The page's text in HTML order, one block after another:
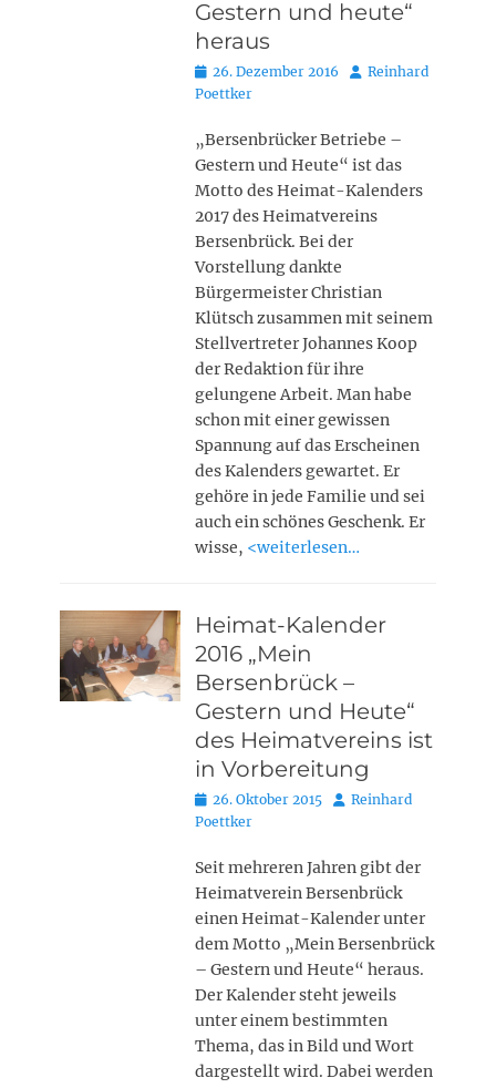
Gestern und heute“
heraus
Posted
on
26. Dezember 2016 AutorReinhard
Poettker
„Bersenbrücker Betriebe –
Gestern und Heute“ ist das
Motto des Heimat-Kalenders
2017 des Heimatvereins
Bersenbrück. Bei der
Vorstellung dankte
Bürgermeister Christian
Klütsch zusammen mit seinem
Stellvertreter Johannes Koop
der Redaktion für ihre
gelungene Arbeit. Man habe
schon mit einer gewissen
Spannung auf das Erscheinen
des Kalenders gewartet. Er
gehöre in jede Familie und sei
auch ein schönes Geschenk. Er
wisse, <weiterlesen…
Heimat-Kalender
2016 „Mein
Bersenbrück –
Gestern und Heute“
des Heimatvereins ist
in Vorbereitung
Posted
on
26. Oktober 2015 AutorReinhard
Poettker
Seit mehreren Jahren gibt der
Heimatverein Bersenbrück
einen Heimat-Kalender unter
dem Motto „Mein Bersenbrück
– Gestern und Heute“ heraus.
Der Kalender steht jeweils
unter einem bestimmten
Thema, das in Bild und Wort
dargestellt wird. Dabei werden